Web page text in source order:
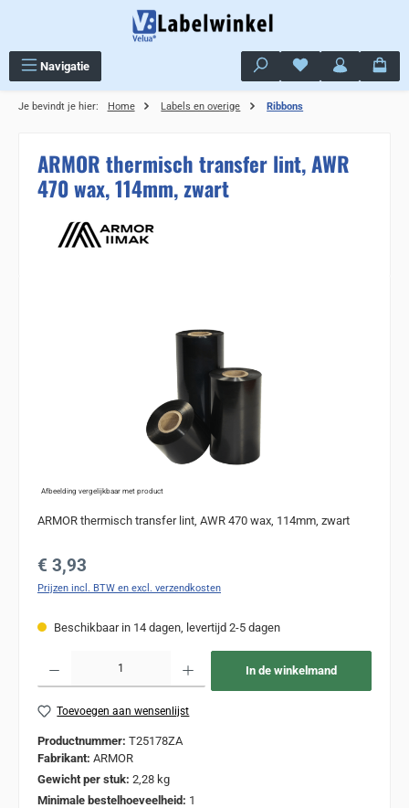
Navigatie Je hebt 0 items op
Je bevindt je hier: Home Labels en overige Ribbons
ARMOR thermisch transfer lint, AWR
470 wax, 114mm, zwart
Afbeelding vergelijkbaar met product
ARMOR thermisch transfer lint, AWR 470 wax, 114mm, zwart
Normale prijs:
€ 3,93
Prijzen incl. BTW en excl. verzendkosten
Beschikbaar in 14 dagen, levertijd 2-5 dagen
In de winkelmand
Toevoegen aan wensenlijst
Productnummer: T25178ZA
Fabrikant: ARMOR
Gewicht per stuk: 2,28 kg
Minimale bestelhoeveelheid: 1